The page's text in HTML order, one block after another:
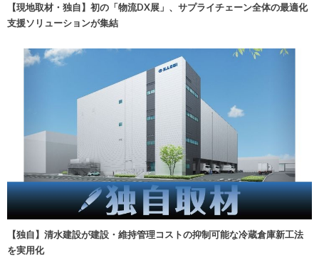
【現地取材・独自】初の「物流DX展」、サプライチェーン全体の最適化
支援ソリューションが集結
【独自】清水建設が建設・維持管理コストの抑制可能な冷蔵倉庫新工法
を実用化